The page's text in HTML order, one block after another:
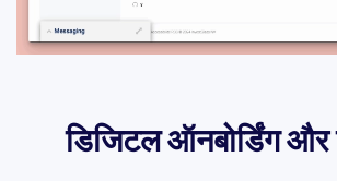
डिजिटल ऑनबोर्डिंग और